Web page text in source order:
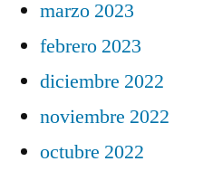
marzo 2023
febrero 2023
diciembre 2022
noviembre 2022
octubre 2022